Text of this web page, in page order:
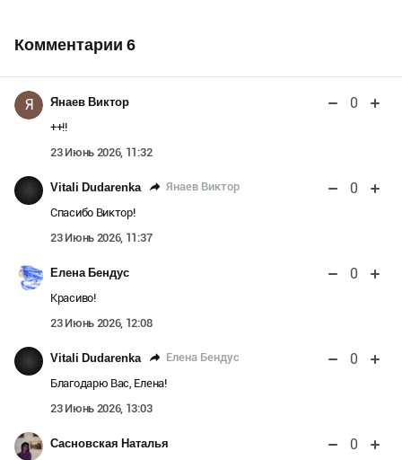
Комментарии 6
Я Янаев Виктор 0
++!!
23 Июнь 2026, 11:32
Vitali Dudarenka Янаев Виктор 0
Спасибо Виктор!
23 Июнь 2026, 11:37
Елена Бендус 0
Красиво!
23 Июнь 2026, 12:08
Vitali Dudarenka Елена Бендус 0
Благодарю Вас, Елена!
23 Июнь 2026, 13:03
Сасновская Наталья 0